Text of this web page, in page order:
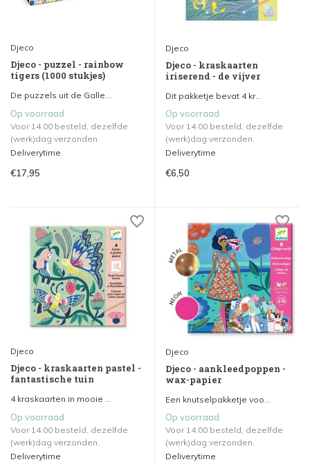
Djeco
Djeco - puzzel - rainbow
tigers (1000 stukjes)
De puzzels uit de Galle...
Op voorraad
Voor 14.00 besteld, dezelfde
(werk)dag verzonden.
Deliverytime
€17,95
Djeco
Djeco - kraskaarten
iriserend - de vijver
Dit pakketje bevat 4 kr...
Op voorraad
Voor 14.00 besteld, dezelfde
(werk)dag verzonden.
Deliverytime
€6,50
Djeco
Djeco - kraskaarten pastel -
fantastische tuin
4 kraskaarten in mooie ...
Op voorraad
Voor 14.00 besteld, dezelfde
(werk)dag verzonden.
Deliverytime
Djeco
Djeco - aankleedpoppen -
wax-papier
Een knutselpakketje voo...
Op voorraad
Voor 14.00 besteld, dezelfde
(werk)dag verzonden.
Deliverytime